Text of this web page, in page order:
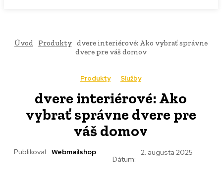
Úvod Produkty dvere interiérové: Ako vybrať správne
dvere pre váš domov
Produkty Služby
dvere interiérové: Ako
vybrať správne dvere pre
váš domov
Publikoval: Webmailshop
Dátum:
2. augusta 2025